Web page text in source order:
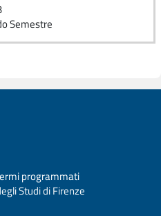
Semestre
programmati
Studi di Firenze